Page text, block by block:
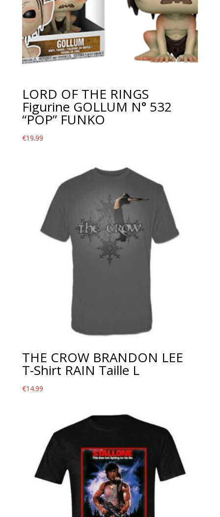
LORD OF THE RINGS
Figurine GOLLUM N° 532
“POP” FUNKO
€19.99
THE CROW BRANDON LEE
T-Shirt RAIN Taille L
€14.99